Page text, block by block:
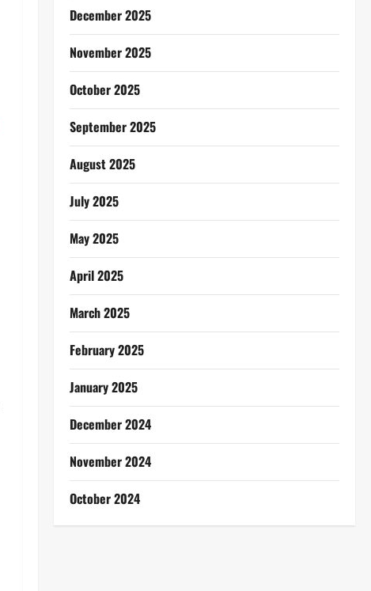
December 2025
November 2025
October 2025
September 2025
August 2025
July 2025
May 2025
April 2025
March 2025
February 2025
January 2025
December 2024
November 2024
October 2024